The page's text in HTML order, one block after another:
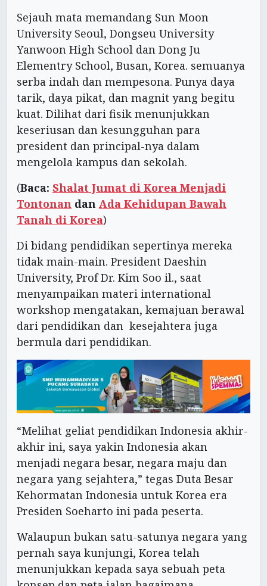
Sejauh mata memandang Sun Moon
University Seoul, Dongseu University
Yanwoon High School dan Dong Ju
Elementry School, Busan, Korea. semuanya
serba indah dan mempesona. Punya daya
tarik, daya pikat, dan magnit yang begitu
kuat. Dilihat dari fisik menunjukkan
keseriusan dan kesungguhan para
president dan principal-nya dalam
mengelola kampus dan sekolah.
(Baca: Shalat Jumat di Korea Menjadi
Tontonan dan Ada Kehidupan Bawah
Tanah di Korea)
Di bidang pendidikan sepertinya mereka
tidak main-main. President Daeshin
University, Prof Dr. Kim Soo il., saat
menyampaikan materi international
workshop mengatakan, kemajuan berawal
dari pendidikan dan kesejahtera juga
bermula dari pendidikan.
“Melihat geliat pendidikan Indonesia akhir-
akhir ini, saya yakin Indonesia akan
menjadi negara besar, negara maju dan
negara yang sejahtera,” tegas Duta Besar
Kehormatan Indonesia untuk Korea era
Presiden Soeharto ini pada peserta.
Walaupun bukan satu-satunya negara yang
pernah saya kunjungi, Korea telah
menunjukkan kepada saya sebuah peta